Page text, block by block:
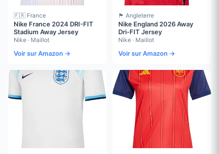
🇫🇷 France
Nike France 2024 DRI-FIT
Stadium Away Jersey
Nike · Maillot
Voir sur Amazon →
🏴󠁧󠁢󠁥󠁮󠁧󠁿 Angleterre
Nike England 2026 Away
Dri-FIT Jersey
Nike · Maillot
Voir sur Amazon →